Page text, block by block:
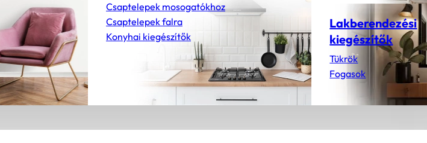
Csaptelepek mosogatókhoz
Csaptelepek falra
Konyhai kiegészítők
Lakberendezési
kiegészítők
Tükrök
Fogasok